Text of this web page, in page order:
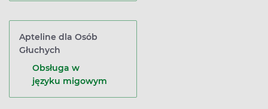
Apteline dla Osób
Głuchych
Obsługa w
języku migowym